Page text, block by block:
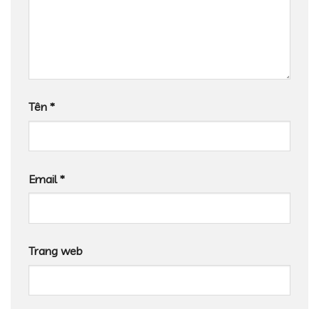
Tên *
Email*
Trang web